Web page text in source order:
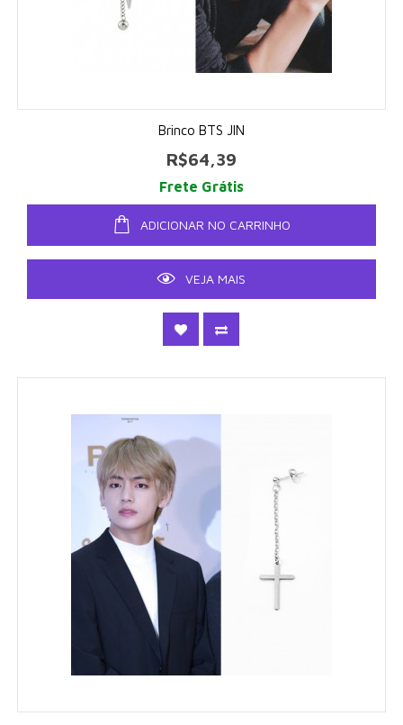
Brinco BTS JIN
R$64,39
Frete Grátis
ADICIONAR NO CARRINHO
VEJA MAIS